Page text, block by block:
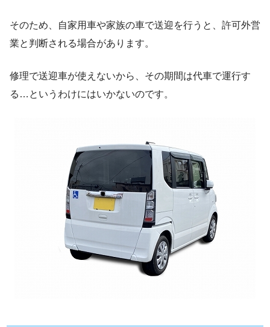
そのため、自家用車や家族の車で送迎を行うと、許可外営
業と判断される場合があります。
修理で送迎車が使えないから、その期間は代車で運行す
る…というわけにはいかないのです。